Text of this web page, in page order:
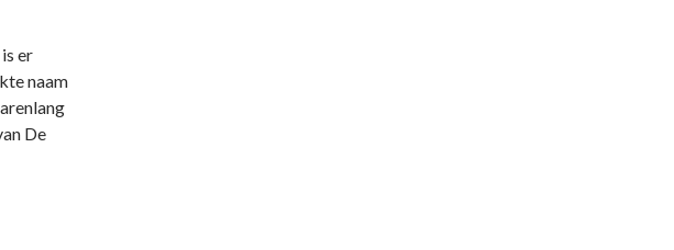
er
naam
De